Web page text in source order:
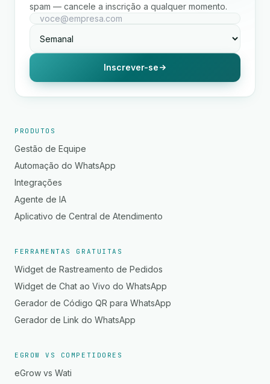
spam — cancele a inscrição a qualquer momento.
Inscrever-se
PRODUTOS
Gestão de Equipe
Automação do WhatsApp
Integrações
Agente de IA
Aplicativo de Central de Atendimento
FERRAMENTAS GRATUITAS
Widget de Rastreamento de Pedidos
Widget de Chat ao Vivo do WhatsApp
Gerador de Código QR para WhatsApp
Gerador de Link do WhatsApp
EGROW VS COMPETIDORES
eGrow vs Wati